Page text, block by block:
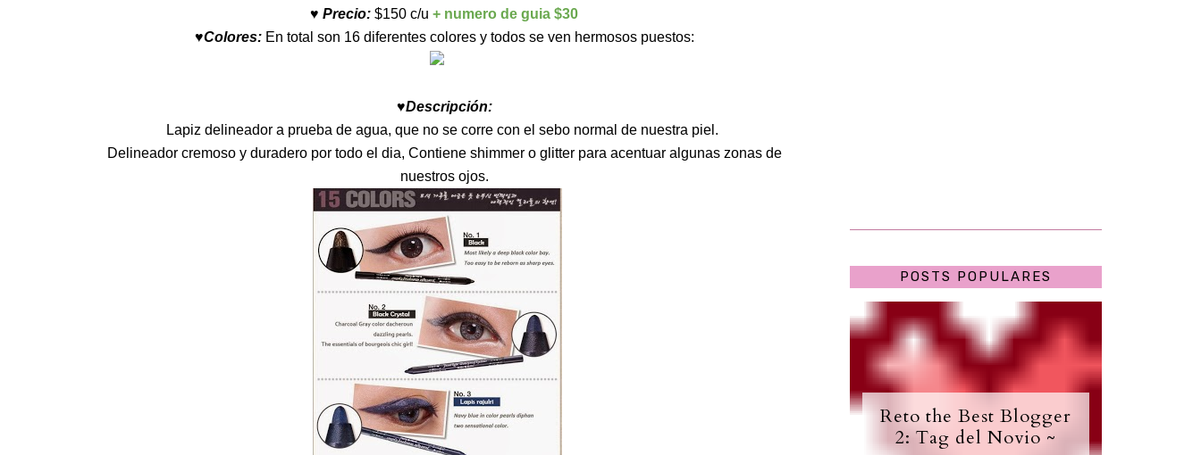
♥ Precio: $150 c/u + numero de guia $30
♥Colores: En total son 16 diferentes colores y todos se ven hermosos puestos:
♥Descripción:
Lapiz delineador a prueba de agua, que no se corre con el sebo normal de nuestra piel.
Delineador cremoso y duradero por todo el dia, Contiene shimmer o glitter para acentuar algunas zonas de
nuestros ojos.
POSTS POPULARES
Reto the Best Blogger
2: Tag del Novio ~